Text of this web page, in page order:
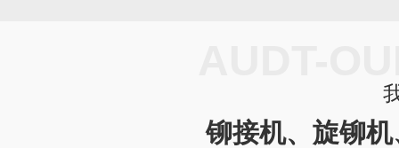
铆接机、旋铆